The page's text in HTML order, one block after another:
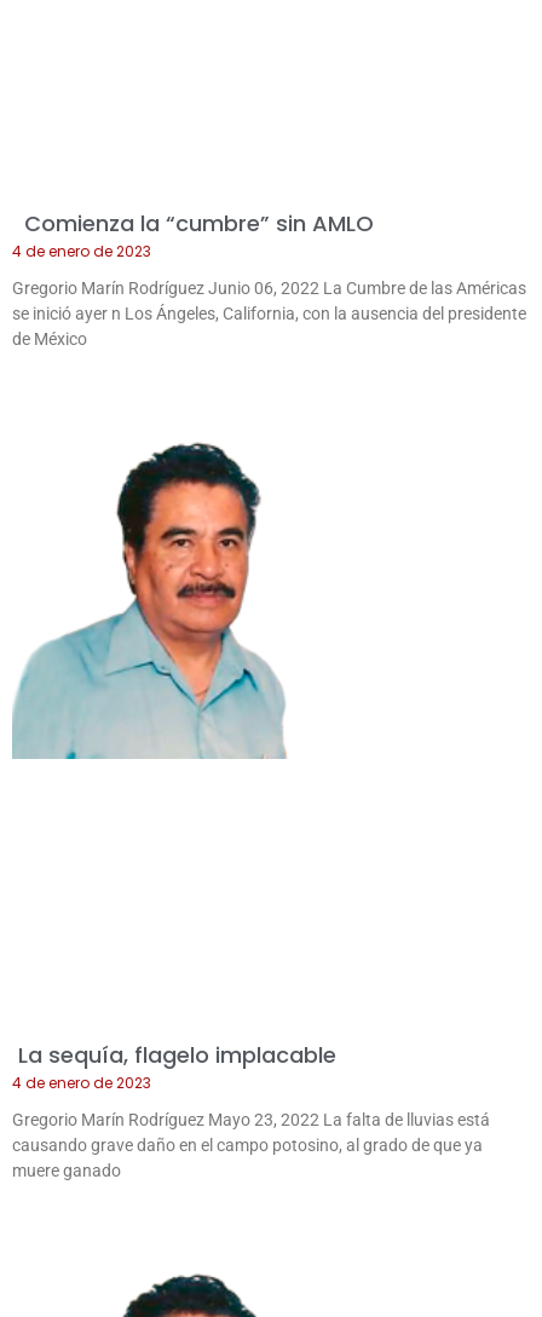
Comienza la “cumbre” sin AMLO
4 de enero de 2023
Gregorio Marín Rodríguez Junio 06, 2022 La Cumbre de las Américas
se inició ayer n Los Ángeles, California, con la ausencia del presidente
de México
La sequía, flagelo implacable
4 de enero de 2023
Gregorio Marín Rodríguez Mayo 23, 2022 La falta de lluvias está
causando grave daño en el campo potosino, al grado de que ya
muere ganado